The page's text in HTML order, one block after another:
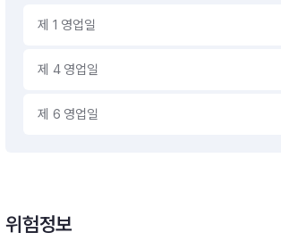
제 1 영업일
제 4 영업일
제 6 영업일
위험정보